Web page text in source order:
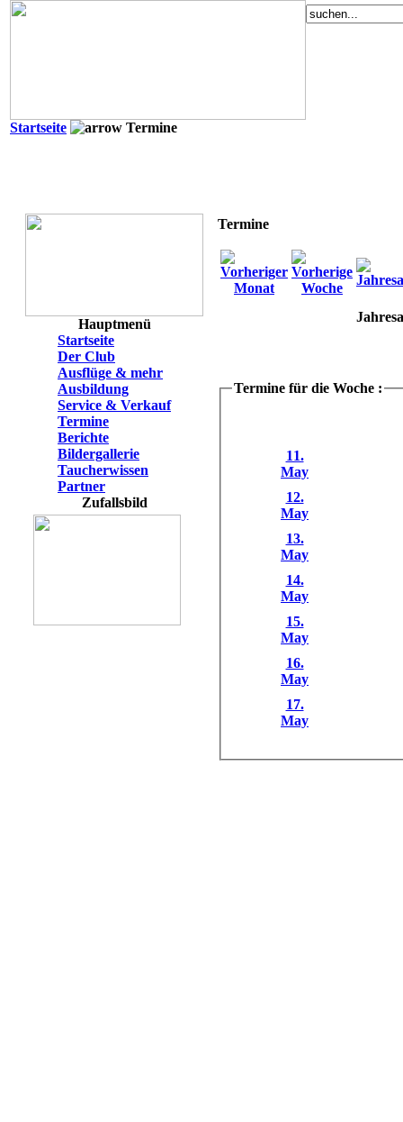
Startseite Termine
Hauptmenü
Startseite
Der Club
Ausflüge & mehr
Ausbildung
Service & Verkauf
Termine
Berichte
Bildergallerie
Taucherwissen
Partner
Zufallsbild
Termine
Termine für die Woche :
11.
May
12.
May
13.
May
14.
May
15.
May
16.
May
17.
May